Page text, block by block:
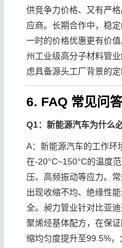
供竞争力价格、又有严
应商。长期合作中，稳
一时的价格优惠更有价
州工业级高分子材料管
虑具备源头工厂背景的定
6. FAQ 常见问答
Q1：新能源汽车为什么
A：新能源汽车的工作
在-20°C~150°C的温度
压、高频振动等应力。
出现收缩不均、绝缘性
全。昶力管业针对比亚
聚烯烃基体配方，在保
缩均匀度提升至99.5%